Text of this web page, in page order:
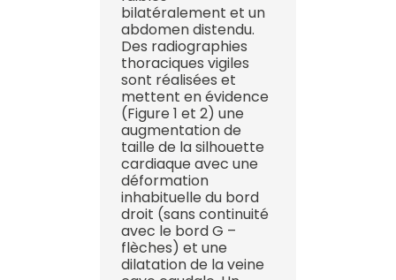
bilatéralement et un
abdomen distendu.
Des radiographies
thoraciques vigiles
sont réalisées et
mettent en évidence
(Figure 1 et 2) une
augmentation de
taille de la silhouette
cardiaque avec une
déformation
inhabituelle du bord
droit (sans continuité
avec le bord G –
flèches) et une
dilatation de la veine